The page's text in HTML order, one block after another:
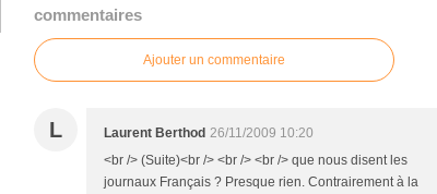
commentaires
Ajouter un commentaire
L Laurent Berthod 26/11/2009 10:20
<br /> (Suite)<br /> <br /> <br /> que nous disent les
journaux Français ? Presque rien. Contrairement à la